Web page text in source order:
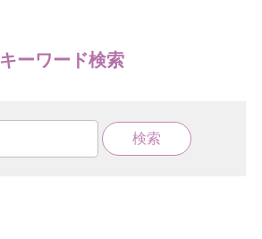
キーワード検索